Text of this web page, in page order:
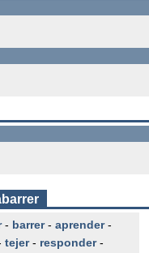
- barrer- aprender-
tejer- responder-